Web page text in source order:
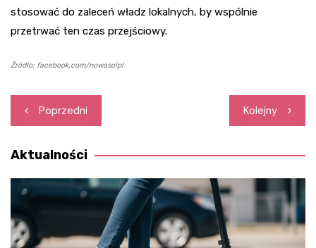
stosować do zaleceń władz lokalnych, by wspólnie
przetrwać ten czas przejściowy.
Źródło: facebook.com/nowasolpl
Nawigacja
wpisu
Poprzedni Kolejny
Aktualności